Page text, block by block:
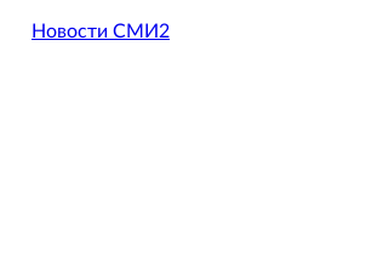
Новости СМИ2